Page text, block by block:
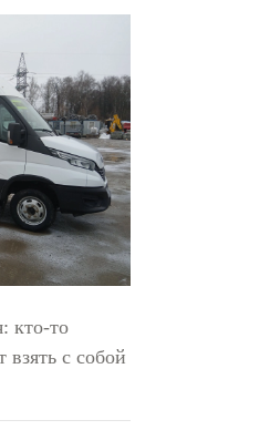
кто-то
взять с собой